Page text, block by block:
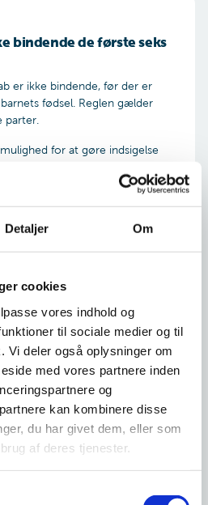
Detaljer Om
cookies
vores indhold og
til sociale medier og til
Vi deler også oplysninger om
med vores partnere inden
og
kan kombinere disse
du har givet dem, eller som
af deres tjenester.
som far
Fortsæt
bindende de første seks
er ikke bindende, før der er
fødsel. Reglen gælder
parter.
for at gøre indsigelse
du ved at ansøge
far, er han far, indtil
faderskabet.
sagen
inden for fristen,
efter de samme
der ikke var sket nogen